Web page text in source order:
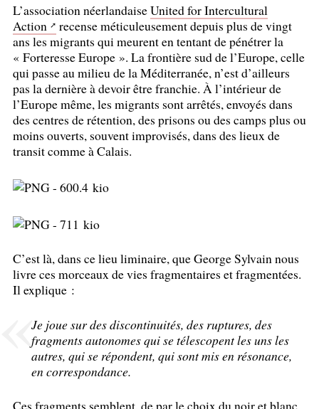
L’association néerlandaiseUnited for Intercultural
Action
recense méticuleusement depuis plus de vingt
ans les migrants qui meurent en tentant de pénétrer la
« Forteresse Europe ». La frontière sud de l’Europe, celle
qui passe au milieu de la Méditerranée, n’est d’ailleurs
pas la dernière à devoir être franchie. À l’intérieur de
l’Europe même, les migrants sont arrêtés, envoyés dans
des centres de rétention, des prisons ou des camps plus ou
moins ouverts, souvent improvisés, dans des lieux de
transit comme à Calais.
C’est là, dans ce lieu liminaire, que George Sylvain nous
livre ces morceaux de vies fragmentaires et fragmentées.
Il explique :
Je joue sur des discontinuités, des ruptures, des
fragments autonomes qui se télescopent les uns les
autres, qui se répondent, qui sont mis en résonance,
en correspondance.
Ces fragments semblent, de par le choix du noir et blanc